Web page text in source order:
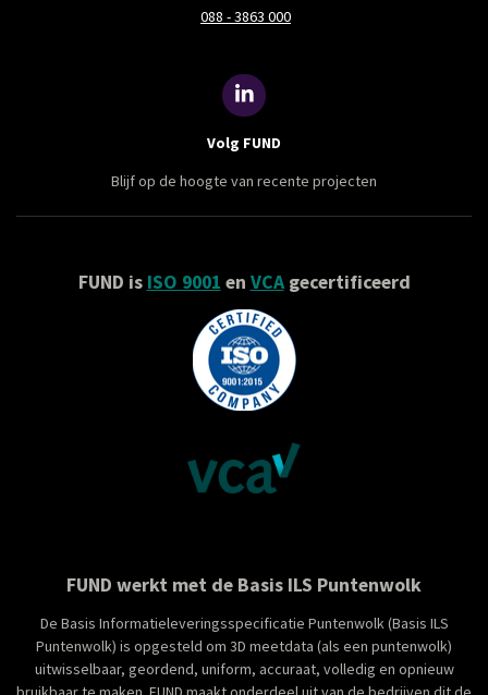
088 - 3863 000
L
i
n
e
I
Volg FUND
Blijf op de hoogte van recente projecten
FUND is ISO 9001 en VCAgecertificeerd
FUND werkt met de Basis ILS Puntenwolk
De Basis Informatieleveringsspecificatie Puntenwolk (Basis ILS
Puntenwolk) is opgesteld om 3D meetdata (als een puntenwolk)
uitwisselbaar, geordend, uniform, accuraat, volledig en opnieuw